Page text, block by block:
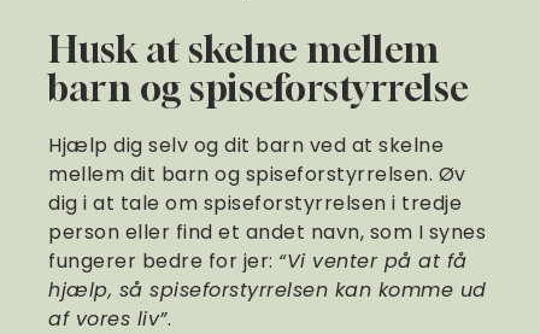
Husk at skelne mellem
barn og spiseforstyrrelse
Hjælp dig selv og dit barn ved at skelne
mellem dit barn og spiseforstyrrelsen. Øv
dig i at tale om spiseforstyrrelsen i tredje
person eller find et andet navn, som I synes
fungerer bedre for jer: “Vi venter på at få
hjælp, så spiseforstyrrelsen kan komme ud
af vores liv”.